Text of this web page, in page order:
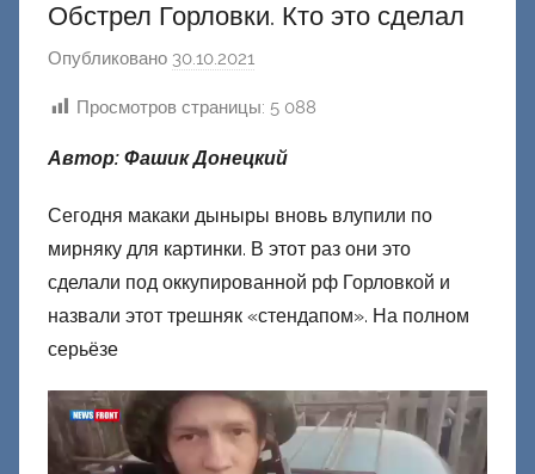
Обстрел Горловки. Кто это сделал
Опубликовано 30.10.2021
т
о
о
м
Ф
а
к
о
Просмотров страницы: 5 088
Автор: Фашик Донецкий
Сегодня макаки дыныры вновь влупили по
мирняку для картинки. В этот раз они это
сделали под оккупированной рф Горловкой и
назвали этот трешняк «стендапом». На полном
серьёзе